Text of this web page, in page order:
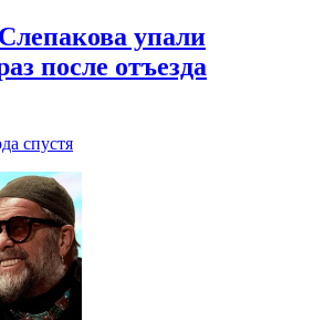
упали
после отъезда
спустя